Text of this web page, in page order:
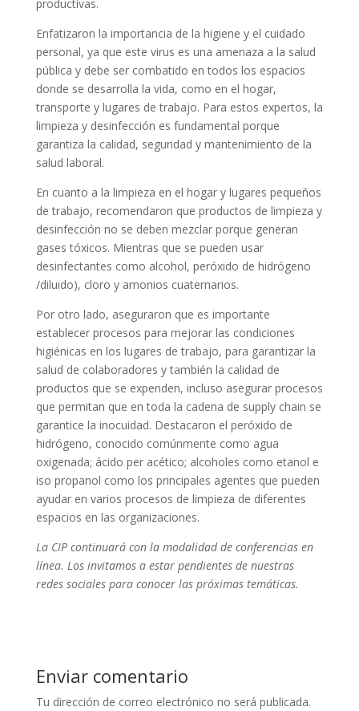
productivas.
Enfatizaron la importancia de la higiene y el cuidado
personal, ya que este virus es una amenaza a la salud
pública y debe ser combatido en todos los espacios
donde se desarrolla la vida, como en el hogar,
transporte y lugares de trabajo. Para estos expertos, la
limpieza y desinfección es fundamental porque
garantiza la calidad, seguridad y mantenimiento de la
salud laboral.
En cuanto a la limpieza en el hogar y lugares pequeños
de trabajo, recomendaron que productos de limpieza y
desinfección no se deben mezclar porque generan
gases tóxicos. Mientras que se pueden usar
desinfectantes como alcohol, peróxido de hidrógeno
/diluido), cloro y amonios cuaternarios.
Por otro lado, aseguraron que es importante
establecer procesos para mejorar las condiciones
higiénicas en los lugares de trabajo, para garantizar la
salud de colaboradores y también la calidad de
productos que se expenden, incluso asegurar procesos
que permitan que en toda la cadena de supply chain se
garantice la inocuidad. Destacaron el peróxido de
hidrógeno, conocido comúnmente como agua
oxigenada; ácido per acético; alcoholes como etanol e
iso propanol como los principales agentes que pueden
ayudar en varios procesos de limpieza de diferentes
espacios en las organizaciones.
La CIP continuará con la modalidad de conferencias en
línea. Los invitamos a estar pendientes de nuestras
redes sociales para conocer las próximas temáticas.
Enviar comentario
Tu dirección de correo electrónico no será publicada.